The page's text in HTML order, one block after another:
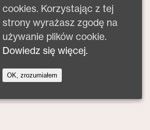
lok. 2
cookies. Korzystając z tej
strony wyrażasz zgodę na
używanie plików cookie.
Dowiedz się więcej.
OK, zrozumiałem